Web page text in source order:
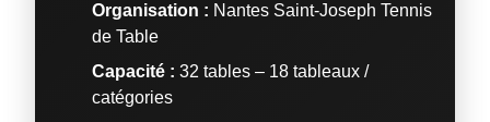
Organisation : Nantes Saint-Joseph Tennis
de Table
Capacité : 32 tables – 18 tableaux /
catégories